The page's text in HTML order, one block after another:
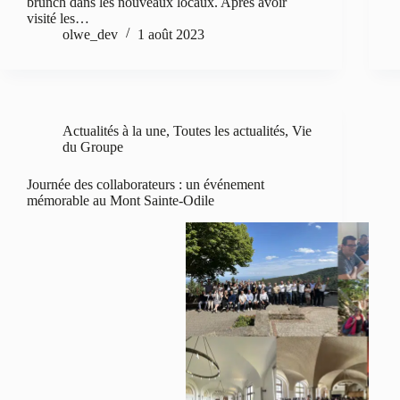
visité les…
olwe_dev
1 août 2023
Actualités à la une, Toutes les actualités, Vie
du Groupe
Journée des collaborateurs : un événement
mémorable au Mont Sainte-Odile